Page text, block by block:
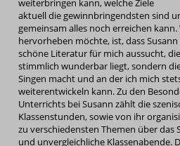
weiterbringen kann, welche Ziele
aktuell die gewinnbringendsten sind
gemeinsam alles noch erreichen kann.
hervorheben möchte, ist, dass
schöne Literatur für mich aussucht,
stimmlich wunderbar liegt, sondern
Singen macht und an der ich mich
weiterentwickeln kann. Zu den
Unterrichts bei Susann zählt die
Klassenstunden, sowie von ihr
zu verschiedensten Themen über das
und unvergleichliche Klassenabende.